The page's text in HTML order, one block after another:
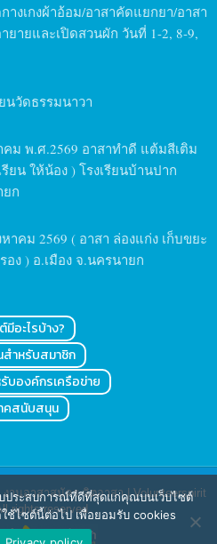
งเกงผ้าอ้อม/อาสาคัดแยกยา/อาสา
ายและเปิดสวนผัก วันที่ 1-2, 8-9,
ยนวัดธรรมนาวา
คม พ.ศ.2569 อาสาทำดี แต้มสีเติม
น ให้น้อง ) โรงเรียนบ้านปาก
ยก
าคม 2569 ( อาสา ล่องแก่ง เก็บขยะ
ง ) อ.เมือง จ.นครนายก
มีอะไรบ้าง?
สำหรับสมาชิก
บองค์กรเครือข่าย
คสนับสนุน
านอาสาสมัคร จิตอาสา | Volunteerspirit
rights reserved.
บประสบการณ์ที่ดีที่สุดแก่คุณบนเว็บไซต์
ช้ไซต์นี้ต่อไป เพื่อยอมรับ cookies